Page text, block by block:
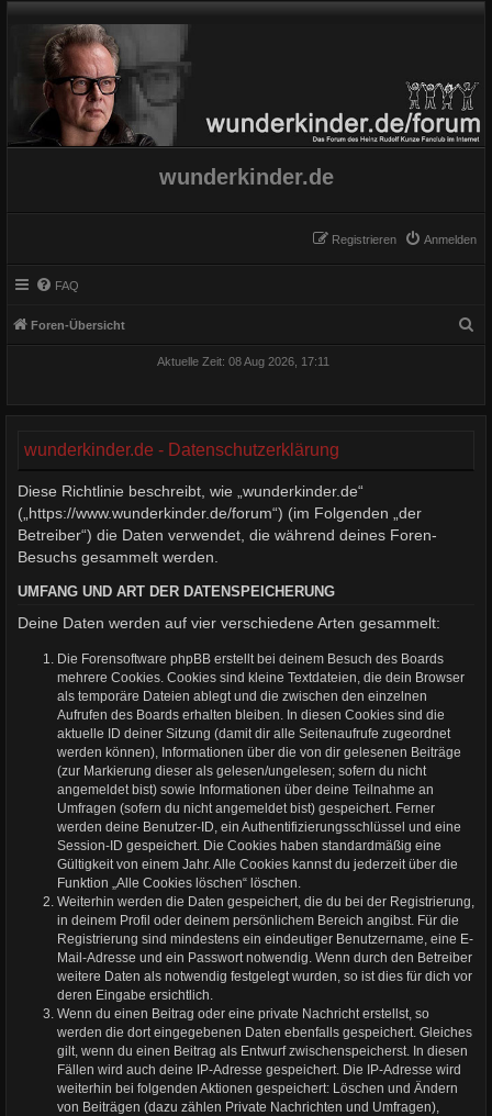
wunderkinder.de
Anmelden
Registrieren
FAQ
Foren-Übersicht
Aktuelle Zeit: 08 Aug 2026, 17:11
wunderkinder.de - Datenschutzerklärung
Diese Richtlinie beschreibt, wie „wunderkinder.de“
(„https://www.wunderkinder.de/forum“) (im Folgenden „der
Betreiber“) die Daten verwendet, die während deines Foren-
Besuchs gesammelt werden.
UMFANG UND ART DER DATENSPEICHERUNG
Deine Daten werden auf vier verschiedene Arten gesammelt:
Die Forensoftware phpBB erstellt bei deinem Besuch des Boards
mehrere Cookies. Cookies sind kleine Textdateien, die dein Browser
als temporäre Dateien ablegt und die zwischen den einzelnen
Aufrufen des Boards erhalten bleiben. In diesen Cookies sind die
aktuelle ID deiner Sitzung (damit dir alle Seitenaufrufe zugeordnet
werden können), Informationen über die von dir gelesenen Beiträge
(zur Markierung dieser als gelesen/ungelesen; sofern du nicht
angemeldet bist) sowie Informationen über deine Teilnahme an
Umfragen (sofern du nicht angemeldet bist) gespeichert. Ferner
werden deine Benutzer-ID, ein Authentifizierungsschlüssel und eine
Session-ID gespeichert. Die Cookies haben standardmäßig eine
Gültigkeit von einem Jahr. Alle Cookies kannst du jederzeit über die
Funktion „Alle Cookies löschen“ löschen.
Weiterhin werden die Daten gespeichert, die du bei der Registrierung,
in deinem Profil oder deinem persönlichem Bereich angibst. Für die
Registrierung sind mindestens ein eindeutiger Benutzername, eine E-
Mail-Adresse und ein Passwort notwendig. Wenn durch den Betreiber
weitere Daten als notwendig festgelegt wurden, so ist dies für dich vor
deren Eingabe ersichtlich.
Wenn du einen Beitrag oder eine private Nachricht erstellst, so
werden die dort eingegebenen Daten ebenfalls gespeichert. Gleiches
gilt, wenn du einen Beitrag als Entwurf zwischenspeicherst. In diesen
Fällen wird auch deine IP-Adresse gespeichert. Die IP-Adresse wird
weiterhin bei folgenden Aktionen gespeichert: Löschen und Ändern
von Beiträgen (dazu zählen Private Nachrichten und Umfragen),